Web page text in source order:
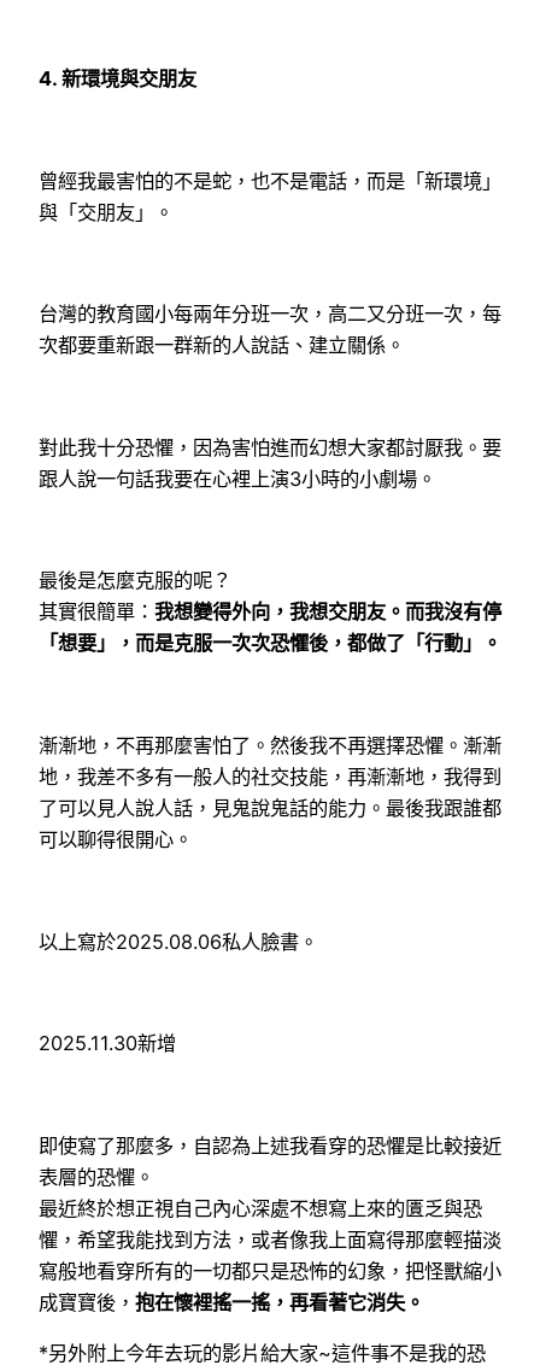
4. 新環境與交朋友
曾經我最害怕的不是蛇，也不是電話，而是「新環境」
與「交朋友」。
台灣的教育國小每兩年分班一次，高二又分班一次，每
次都要重新跟一群新的人說話、建立關係。
對此我十分恐懼，因為害怕進而幻想大家都討厭我。要
跟人說一句話我要在心裡上演3小時的小劇場。
最後是怎麼克服的呢？
其實很簡單： 我想變得外向，我想交朋友。而我沒有停
「想要」，而是克服一次次恐懼後，都做了「行動」。
漸漸地，不再那麼害怕了。然後我不再選擇恐懼。漸漸
地，我差不多有一般人的社交技能，再漸漸地，我得到
了可以見人說人話，見鬼說鬼話的能力。最後我跟誰都
可以聊得很開心。
以上寫於2025.08.06私人臉書。
2025.11.30新增
即使寫了那麼多，自認為上述我看穿的恐懼是比較接近
表層的恐懼。
最近終於想正視自己內心深處不想寫上來的匱乏與恐
懼，希望我能找到方法，或者像我上面寫得那麼輕描淡
寫般地看穿所有的一切都只是恐怖的幻象，把怪獸縮小
成寶寶後， 抱在懷裡搖一搖，再看著它消失。
*另外附上今年去玩的影片給大家~這件事不是我的恐